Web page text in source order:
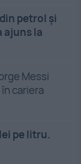
petrol și
ajuns la
Messi
cariera
pe litru.